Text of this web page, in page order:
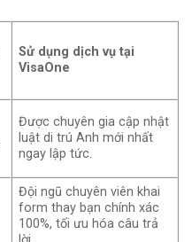
Sử dụng dịch vụ tại
VisaOne
Được chuyên gia cập nhật
luật di trú Anh mới nhất
ngay lập tức.
Đội ngũ chuyên viên khai
form thay bạn chính xác
100%, tối ưu hóa câu trả